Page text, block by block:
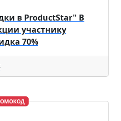
в ProductStar" В
участнику
70%